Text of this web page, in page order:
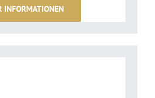
INFORMATIONEN